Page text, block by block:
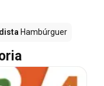
Hambúrguer